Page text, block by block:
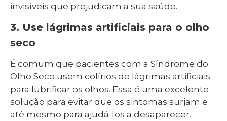
invisíveis que prejudicam a sua saúde.
3. Use lágrimas artificiais para o olho
seco
É comum que pacientes com a Síndrome do
Olho Seco usem colírios de lágrimas artificiais
para lubrificar os olhos. Essa é uma excelente
solução para evitar que os sintomas surjam e
até mesmo para ajudá-los a desaparecer.